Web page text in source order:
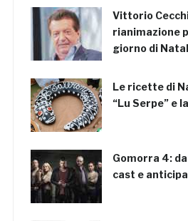
Vittorio
rianimazione
giorno di
Le ricette di
“Lu Serpe” e
Gomorra 4:
cast e